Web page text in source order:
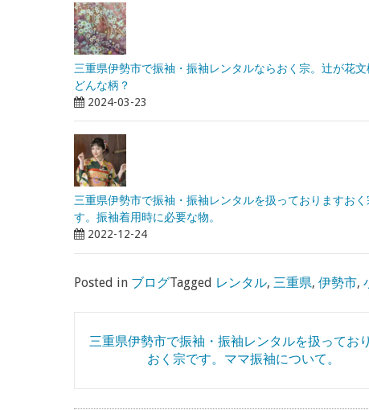
三重県伊勢市で振袖・振袖レンタルならおく宗。辻が花文
どんな柄？
2024-03-23
三重県伊勢市で振袖・振袖レンタルを扱っておりますおく
す。振袖着用時に必要な物。
2022-12-24
Posted in ブログTagged レンタル, 三重県, 伊勢市,
Post
navigation
三重県伊勢市で振袖・振袖レンタルを扱ってお
おく宗です。ママ振袖について。